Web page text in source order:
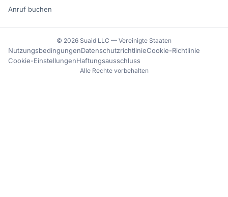
Anruf buchen
© 2026 Suaid LLC — Vereinigte Staaten
NutzungsbedingungenDatenschutzrichtlinieCookie-Richtlinie
Cookie-EinstellungenHaftungsausschluss
Alle Rechte vorbehalten